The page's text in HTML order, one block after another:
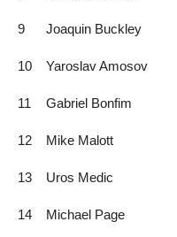
9 Joaquin Buckley
10 Yaroslav Amosov
11 Gabriel Bonfim
12 Mike Malott
13 Uros Medic
14 Michael Page